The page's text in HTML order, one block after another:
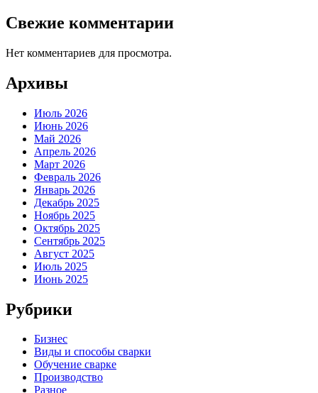
Свежие комментарии
Нет комментариев для просмотра.
Архивы
Июль 2026
Июнь 2026
Май 2026
Апрель 2026
Март 2026
Февраль 2026
Январь 2026
Декабрь 2025
Ноябрь 2025
Октябрь 2025
Сентябрь 2025
Август 2025
Июль 2025
Июнь 2025
Рубрики
Бизнес
Виды и способы сварки
Обучение сварке
Производство
Разное